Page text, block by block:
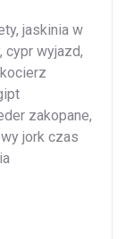
jaskinia w
cypr wyjazd,
zakopane,
jork czas